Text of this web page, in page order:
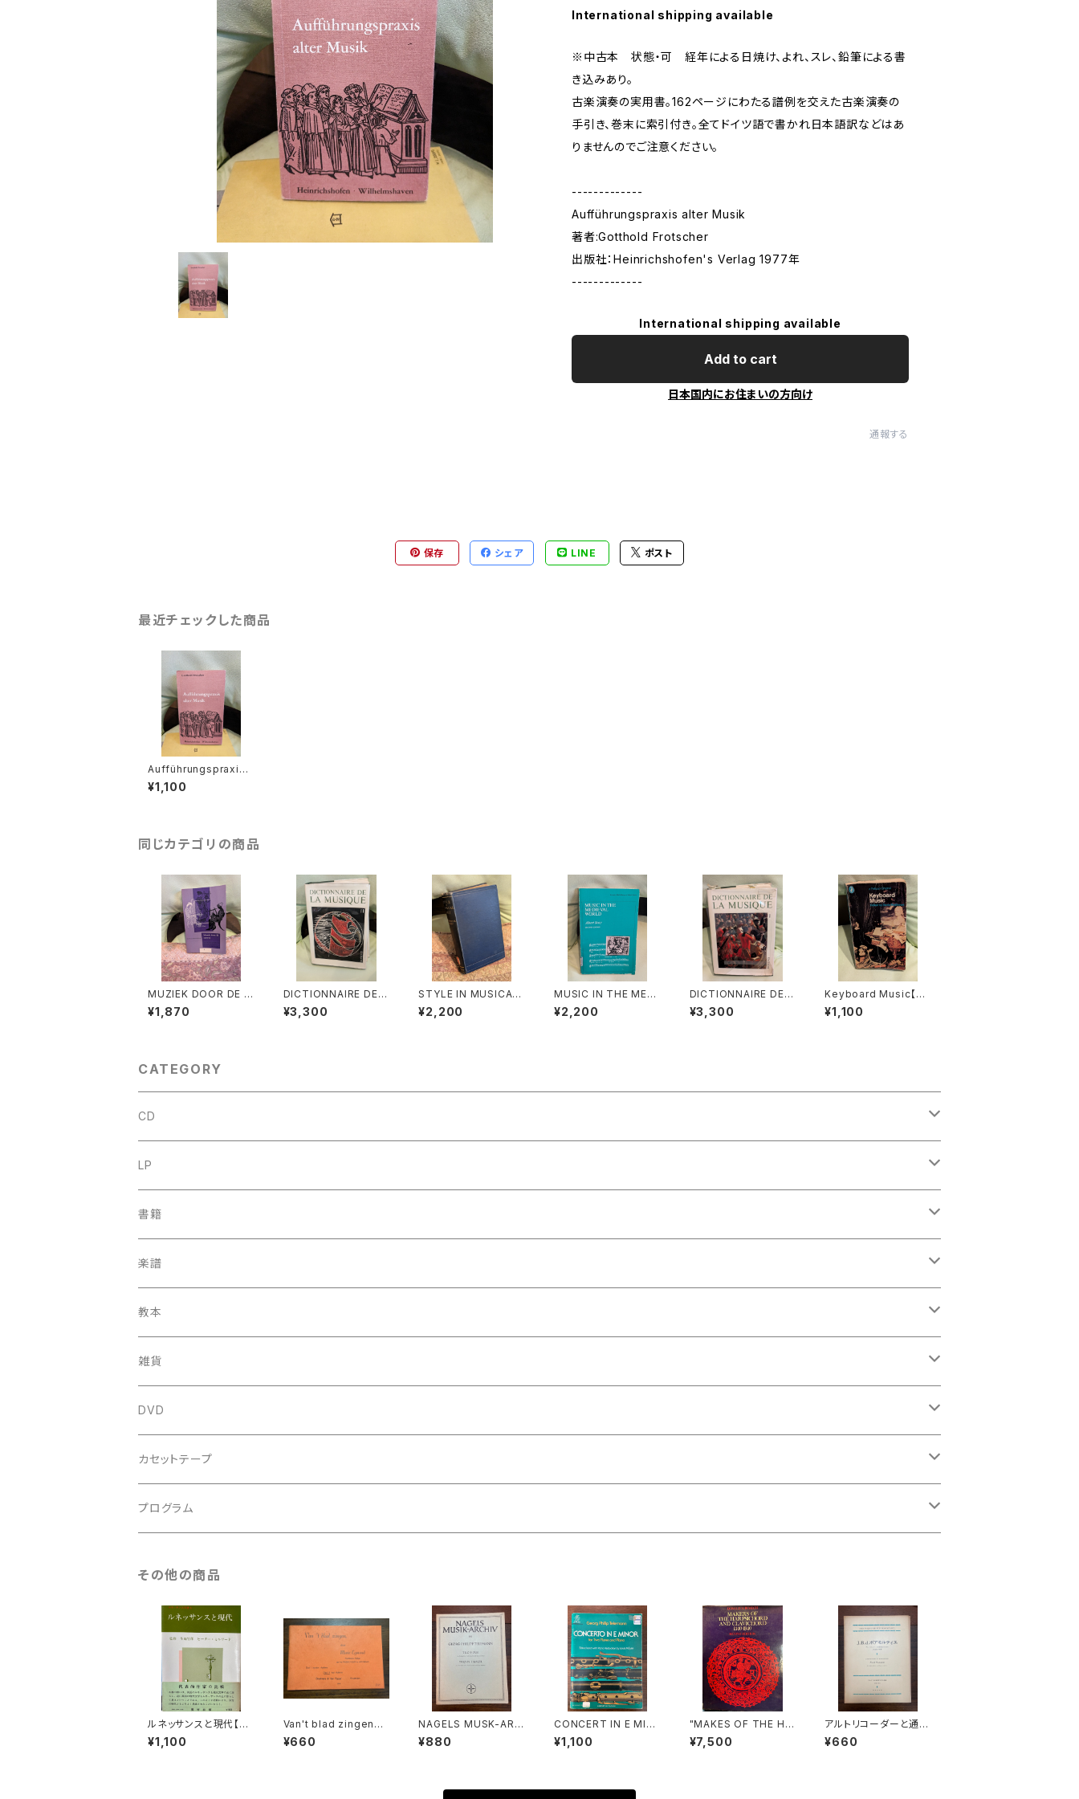
International shipping available
※中古本 状態・可 経年による日焼け、よれ、スレ、鉛筆による書
き込みあり。
古楽演奏の実用書。162ページにわたる譜例を交えた古楽演奏の
手引き、巻末に索引付き。全てドイツ語で書かれ日本語訳などはあ
りませんのでご注意ください。
-------------
Aufführungspraxis alter Musik
著者:Gotthold Frotscher
出版社：Heinrichshofen's Verlag 1977年
-------------
International shipping available
Add to cart
日本国内にお住まいの方向け
通報する
保存 シェア LINE ポスト
最近チェックした商品
Aufführungspraxis
alter Musik【著者:Got
thold Frotscher】出
¥1,100
同じカテゴリの商品
MUZIEK DOOR DE E
EUWEN 3【著者：DRS.
W.C.M.KLOPPENBU
¥1,870
DICTIONNAIRE DE L
A MUSIQUE Ⅱ:les m
ens et leurs œuvre
¥3,300
STYLE IN MUSICAL
ART【著者：C. HUBER
T H.PARRY】出版社：
¥2,200
MUSIC IN THE MEDI
EVAL WORLD【著者：
Albert Seay】出版社：
¥2,200
DICTIONNAIRE DE L
A MUSIQUE Ⅰ :les
mens et leurs œuvr
¥3,300
Keyboard Music【著
者：Denis Matthews】
出版社：a DPelican O
¥1,100
CATEGORY
CD
古楽
中古CD
鍋島元子関連CD
古楽以外
中古CD
LP
古楽
中古LP
鍋島元子関連LP
古楽以外
中古LP
書籍
古楽関係
中古本
新古本
古楽以外
中古本
中古本
楽譜
古楽関係
スコア
鍵盤用
古楽以外
スコア
教本
古楽関係
古楽以外
雑貨
トートバッグ
バロック
ルネサンス
DVD
古楽
古楽以外
カセットテープ
古楽
プログラム
古楽以外
その他の商品
ルネッサンスと現代【監
修：生地竹郎 ピーター・
ミルワード】出版社：荒
¥1,100
Van't blad zingen
【著者：Marie Egmon
d】出版社：BROEKMA
¥660
NAGELS MUSK-ARC
HIV 131 TRIO F-DUR
für Altblockflöte, Vi
¥880
CONCERT IN E MIN
OR for two Flutes a
nd Piano【著者：Geor
¥1,100
"MAKES OF THE HA
RPSICHORD AND C
LAVICHORD 1440-1
¥7,500
アルトリコーダーと通奏
低音のための2つのソナ
タ【著者：JOSEPH BO
¥660